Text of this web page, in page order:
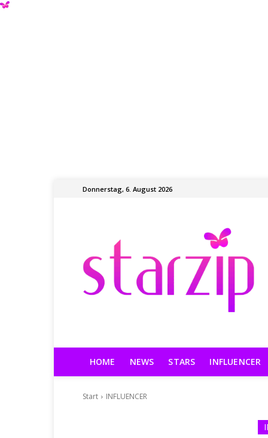
Donnerstag, 6. August 2026
HOME NEWS STARS INFLUENCER
Start INFLUENCER